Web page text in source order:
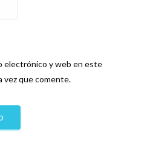
electrónico y web en este
vez que comente.